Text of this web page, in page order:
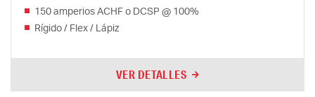
150 amperios ACHF o DCSP @ 100%
Rígido / Flex / Lápiz
VER DETALLES